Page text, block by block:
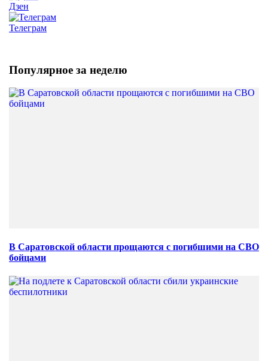
Дзен
Телеграм
Популярное за неделю
В Саратовской области прощаются с погибшими на СВО
бойцами